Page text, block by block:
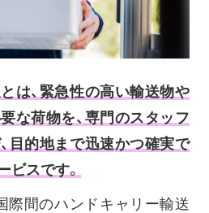
は、緊急性の高い輸送物や
な荷物を、専門のスタッフ
目的地まで迅速かつ確実で
ビスです。
際間のハンドキャリー輸送